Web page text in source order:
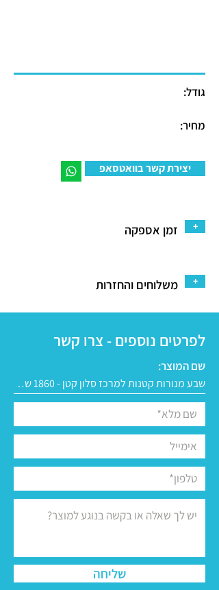
גודל:
מחיר:
יצירת קשר בוואטסאפ
זמן אספקה +
משלוחים והחזרות +
לפרטים נוספים - צרו קשר
שם המוצר:
שליחה